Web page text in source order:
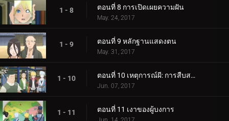
1 - 8 ตอนที่ 8 การเปิดเผยความฝัน
May. 24, 2017
1 - 9 ตอนที่ 9 หลักฐานแสดงตน
May. 31, 2017
1 - 10 ตอนที่ 10 เหตุการณ์ผี: การสืบสวนเริ่มต้นขึ้น!
Jun. 07, 2017
1 - 11 ตอนที่ 11 เงาของผู้บงการ